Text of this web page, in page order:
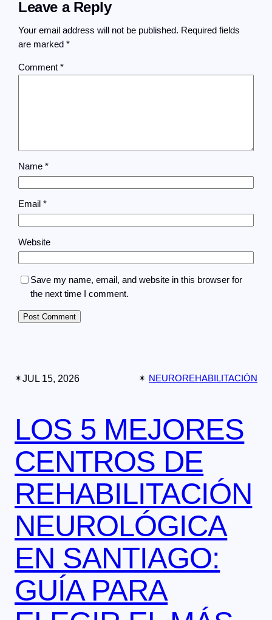
Leave a Reply
Your email address will not be published. Required fields
are marked*
Comment*
Name*
Email*
Website
Save my name, email, and website in this browser for
the next time I comment.
✴︎JUL 15, 2026 ✴︎ NEUROREHABILITACIÓN
LOS 5 MEJORES
CENTROS DE
REHABILITACIÓN
NEUROLÓGICA
EN SANTIAGO:
GUÍA PARA